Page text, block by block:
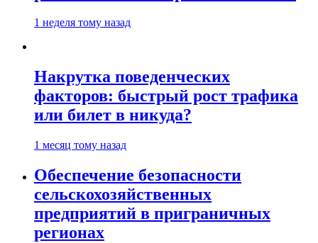
1 неделя тому назад
Накрутка поведенческих
факторов: быстрый рост трафика
или билет в никуда?
1 месяц тому назад
Обеспечение безопасности
сельскохозяйственных
предприятий в приграничных
регионах